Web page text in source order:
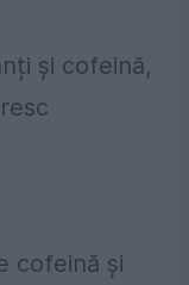
și cofeină,
cofeină și